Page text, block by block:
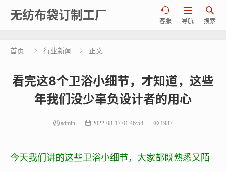
无纺布袋订制工厂 
搜索

导航

客服
首页  行业新闻  正文
看完这8个卫浴小细节，才知道，这些
年我们没少辜负设计者的用心
admin 2022-08-17 01:46:54 1937
今天我们讲的这些卫浴小细节，大家都既熟悉又陌